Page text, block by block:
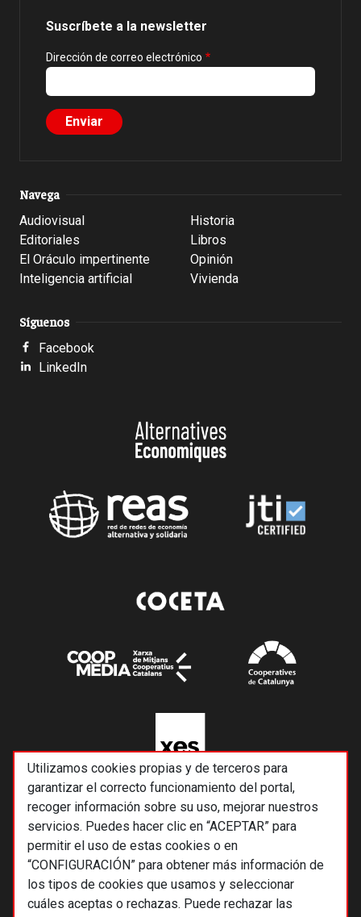
Utilizamos cookies propias y de terceros para
garantizar el correcto funcionamiento del portal,
recoger información sobre su uso, mejorar nuestros
servicios. Puedes hacer clic en “ACEPTAR” para
permitir el uso de estas cookies o en
“CONFIGURACIÓN” para obtener más información de
los tipos de cookies que usamos y seleccionar
cuáles aceptas o rechazas. Puede rechazar las
Suscríbete a la newsletter
Dirección de correo electrónico
Navega
Audiovisual
Editoriales
El Oráculo impertinente
Inteligencia artificial
Historia
Libros
Opinión
Vivienda
Síguenos
Facebook
LinkedIn